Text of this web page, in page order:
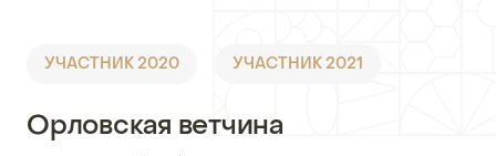
УЧАСТНИК 2020 УЧАСТНИК 2021
Орловская ветчина